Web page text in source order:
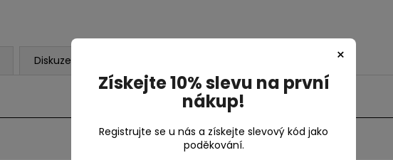
Diskuze ×
Získejte 10% slevu na první
nákup!
Registrujte se u nás a získejte slevový kód jako
poděkování.